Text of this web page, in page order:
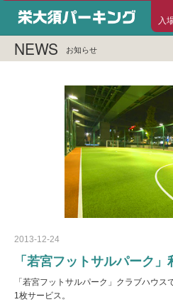
栄大
NEWS お知らせ
2013-12-24
「若宮フットサルパーク
「若宮フットサルパーク」クラブハウ
1枚サービス。